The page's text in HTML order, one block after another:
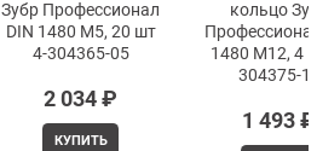
Зубр Профессионал
DIN 1480 М5, 20 шт
4-304365-05
2 034 ₽
КУПИТЬ
кольцо
1480 М12, 4
304375-
1 493 ₽